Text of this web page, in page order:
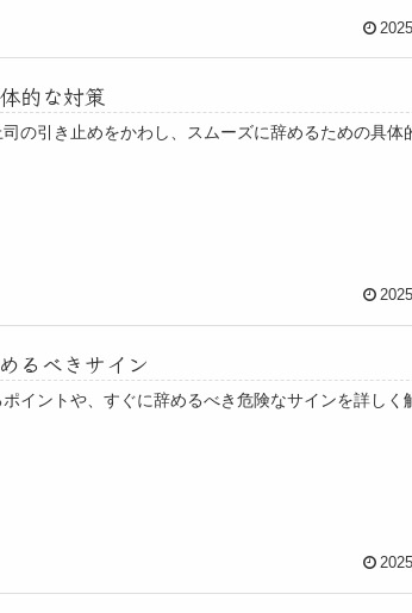
的な対策
の引き止めをかわし、スムーズに辞めるための具体
るべきサイン
イントや、すぐに辞めるべき危険なサインを詳しく